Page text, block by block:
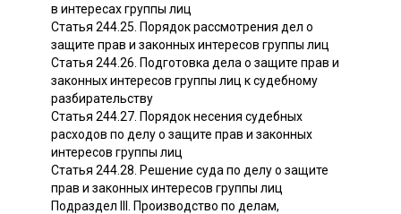
в интересах группы лиц
Статья 244.25. Порядок рассмотрения дел о
защите прав и законных интересов группы лиц
Статья 244.26. Подготовка дела о защите прав и
законных интересов группы лиц к судебному
разбирательству
Статья 244.27. Порядок несения судебных
расходов по делу о защите прав и законных
интересов группы лиц
Статья 244.28. Решение суда по делу о защите
прав и законных интересов группы лиц
Подраздел III. Производство по делам,